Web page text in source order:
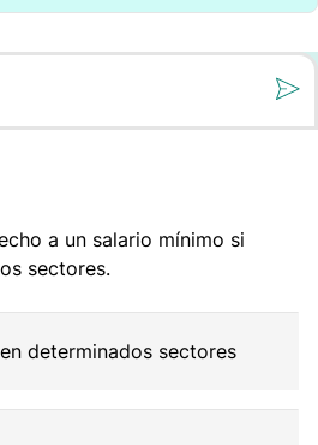
a un salario mínimo si
sectores.
determinados sectores